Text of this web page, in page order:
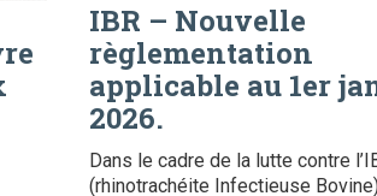
IBR – Nouvelle
règlementation
applicable au 1er
2026.
Dans le cadre de la lutte contre
(rhinotrachéite Infectieuse